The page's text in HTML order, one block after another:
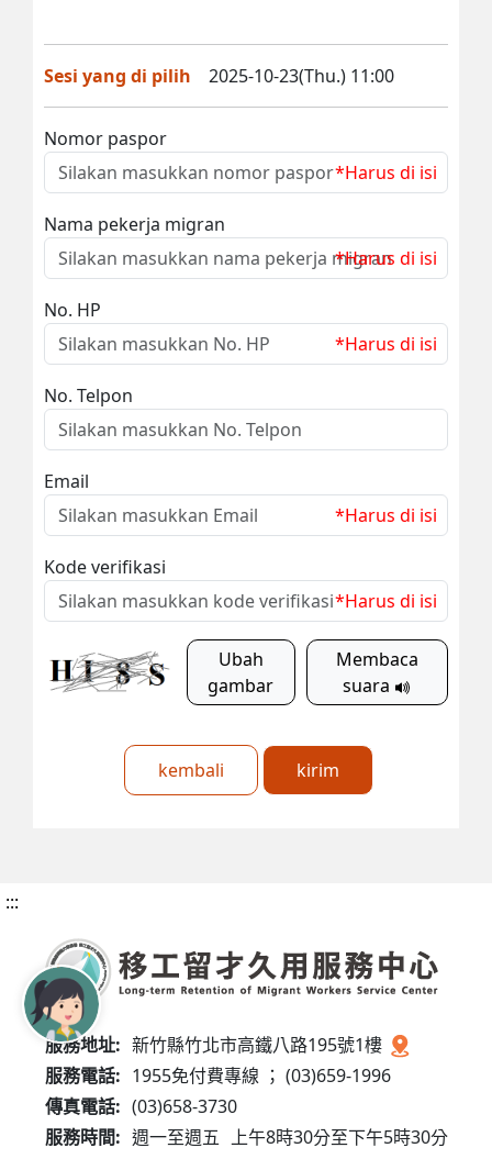
Sesi yang di pilih 2025-10-23(Thu.) 11:00
Nomor paspor
*Harus di isi
Nama pekerja migran
*Harus di isi
No. HP
*Harus di isi
No. Telpon
Email
*Harus di isi
Kode verifikasi
*Harus di isi
Ubah
gambar
Membaca
suara
kembali kirim
:::
服務地址: 新竹縣竹北市高鐵八路195號1樓
服務電話: 1955免付費專線 ； (03)659-1996
傳真電話: (03)658-3730
服務時間: 週一至週五 上午8時30分至下午5時30分